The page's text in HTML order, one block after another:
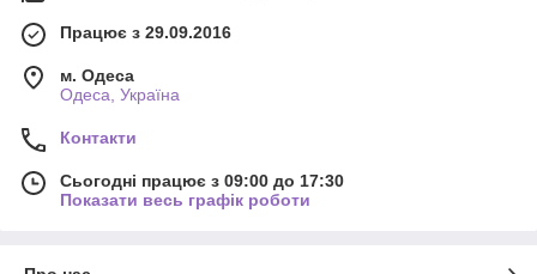
Працює з 29.09.2016
м. Одеса
Одеса, Україна
Контакти
Сьогодні працює з 09:00 до 17:30
Показати весь графік роботи